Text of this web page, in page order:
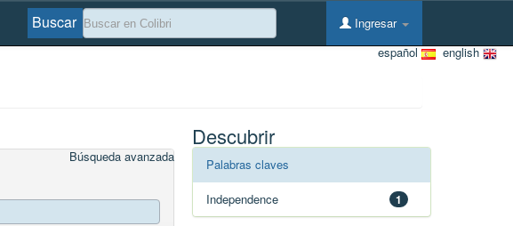
Ingresar
Buscar
english
español
Búsqueda avanzada
Descubrir
Palabras claves
1
Independence